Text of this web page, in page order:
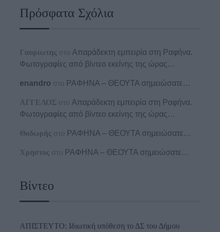
Πρόσφατα Σχόλια
Γαυριωτης στο Απαράδεκτη εμπειρία στη Ραφήνα.
Φωτογραφίες από βίντεο εκείνης της ώρας…
enandro στο ΡΑΦΗΝΑ – ΘΕΟΥΤΑ σημειώσατε…
ΑΓΓΕΛΟΣ στο Απαράδεκτη εμπειρία στη Ραφήνα.
Φωτογραφίες από βίντεο εκείνης της ώρας…
Θοδωρής στο ΡΑΦΗΝΑ – ΘΕΟΥΤΑ σημειώσατε…
Χρηστος στο ΡΑΦΗΝΑ – ΘΕΟΥΤΑ σημειώσατε…
Βίντεο
ΑΠΙΣΤΕΥΤΟ: Ιδιωτική υπόθεση το ΔΣ του Δήμου